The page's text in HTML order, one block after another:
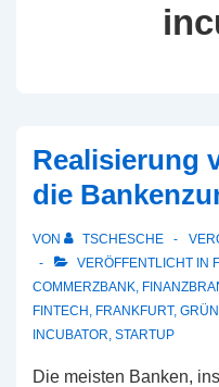
Realisierung
die
VON TSCHESCHE
VERÖFFENTLICHT IN
COMMERZBANK,
FINTECH, FRANKFURT,
INCUBATOR, STARTUP
Die meisten Banken,